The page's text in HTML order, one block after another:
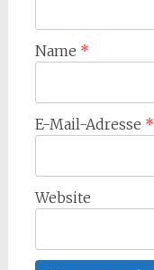
Name *
E-Mail-Adresse *
Website